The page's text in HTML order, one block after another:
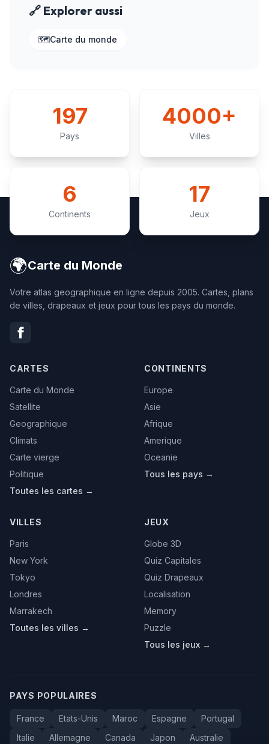
🔗 Explorer aussi
🗺️Carte du monde
197
Pays
4000+
Villes
6
Continents
17
Jeux
🌍Carte du Monde
Votre atlas geographique en ligne depuis 2005. Cartes, plans
de villes, drapeaux et jeux pour tous les pays du monde.
CARTES
Carte du Monde
Satellite
Geographique
Climats
Carte vierge
Politique
Toutes les cartes →
CONTINENTS
Europe
Asie
Afrique
Amerique
Oceanie
Tous les pays →
VILLES
Paris
New York
Tokyo
Londres
Marrakech
Toutes les villes →
JEUX
Globe 3D
Quiz Capitales
Quiz Drapeaux
Localisation
Memory
Puzzle
Tous les jeux →
PAYS POPULAIRES
France Etats-Unis Maroc Espagne
Portugal
Italie
Allemagne Canada Japon
Australie